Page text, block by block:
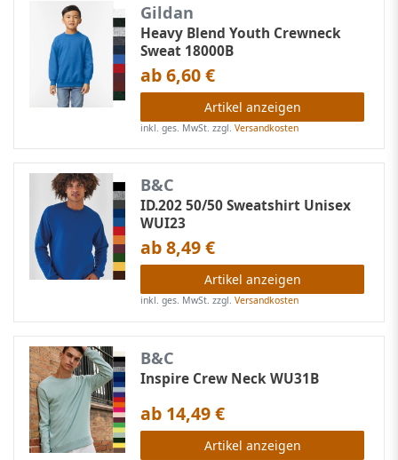
Gildan
Heavy Blend Youth Crewneck
Sweat 18000B
ab 6,60 €
Artikel anzeigen
inkl. ges. MwSt. zzgl.Versandkosten
B&C
ID.202 50/50 Sweatshirt Unisex
WUI23
ab 8,49 €
Artikel anzeigen
inkl. ges. MwSt. zzgl.Versandkosten
B&C
Inspire Crew Neck WU31B
ab 14,49 €
Artikel anzeigen